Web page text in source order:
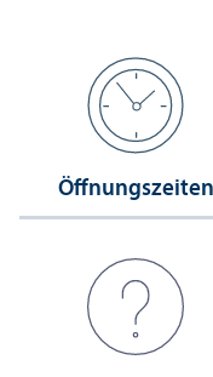
Öffnungs­zeiten